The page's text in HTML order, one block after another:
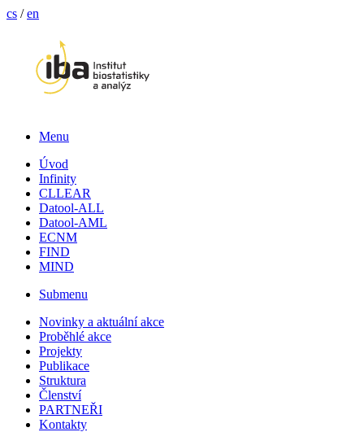
cs /en
Menu
Úvod
Infinity
CLLEAR
Datool-ALL
Datool-AML
ECNM
FIND
MIND
Submenu
Novinky a aktuální akce
Proběhlé akce
Projekty
Publikace
Struktura
Členství
PARTNEŘI
Kontakty